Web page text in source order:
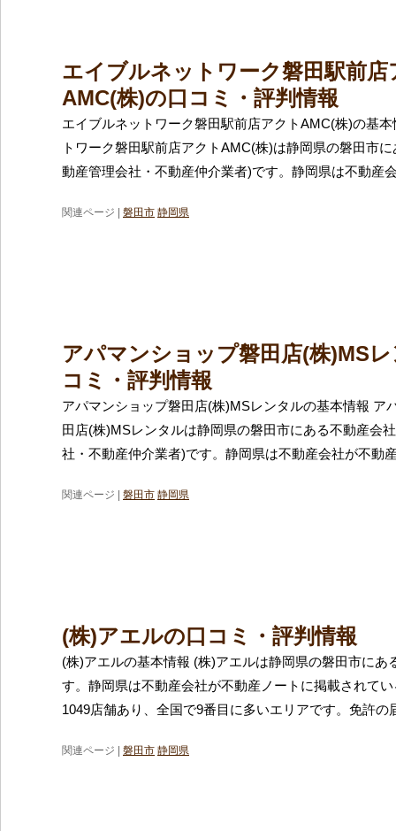
エイブルネットワーク磐田駅前店
AMC(株)の口コミ・評判情報
エイブルネットワーク磐田駅前店アクトAMC(株)の基
トワーク磐田駅前店アクトAMC(株)は静岡県の磐田市
動産管理会社・不動産仲介業者)です。静岡県は不動産
関連ページ | 磐田市 静岡県
アパマンショップ磐田店(株)MS
コミ・評判情報
アパマンショップ磐田店(株)MSレンタルの基本情報 ア
田店(株)MSレンタルは静岡県の磐田市にある不動産会
社・不動産仲介業者)です。静岡県は不動産会社が不動
関連ページ | 磐田市 静岡県
(株)アエルの口コミ・評判情報
(株)アエルの基本情報 (株)アエルは静岡県の磐田市にあ
す。静岡県は不動産会社が不動産ノートに掲載されて
1049店舗あり、全国で9番目に多いエリアです。免許の
関連ページ | 磐田市 静岡県